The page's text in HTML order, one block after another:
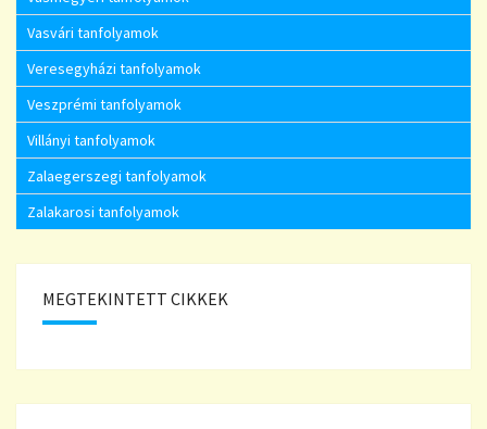
Vasvári tanfolyamok
Veresegyházi tanfolyamok
Veszprémi tanfolyamok
Villányi tanfolyamok
Zalaegerszegi tanfolyamok
Zalakarosi tanfolyamok
MEGTEKINTETT CIKKEK